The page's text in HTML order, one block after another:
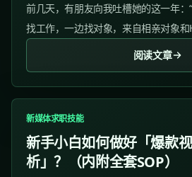
前几天，有朋友向我吐槽她的这一年
找工作，一边找对象，来自相亲对象和
了不少。” “不过说回来，找对象和找
点的。”...
阅读文章
新媒体求职技能
新手小白如何做好「爆款
析」？（内附全套SOP）